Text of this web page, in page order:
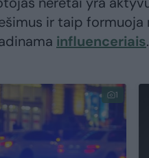
ir taip formuoja
influenceriais.
1